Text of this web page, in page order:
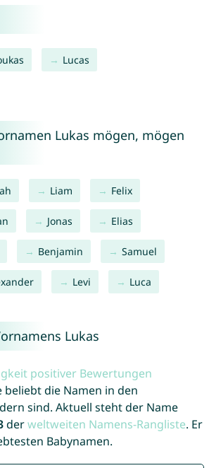
Lucas
Lukas mögen, mögen
Liam Felix
Jonas Elias
Benjamin Samuel
Levi Luca
Lukas
positiver Bewertungen
beliebt die Namen in den
sind. Aktuell steht der Name
derweltweiten Namens-Rangliste. Er
Babynamen.